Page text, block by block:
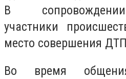
В
участники
место совершения
Во время